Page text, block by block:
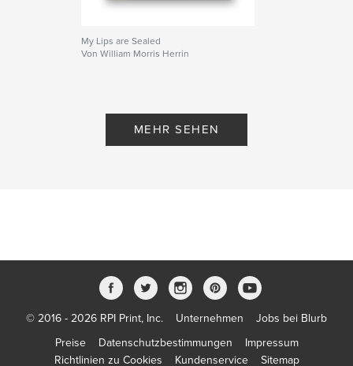
My Lips are Sealed
Von William Morris Herrin
MEHR SEHEN
© 2016 - 2026 RPI Print, Inc. Unternehmen
Jobs bei Blurb
Preise
Datenschutzbestimmungen
Impressum
Richtlinien zu Cookies
Kundenservice Sitemap